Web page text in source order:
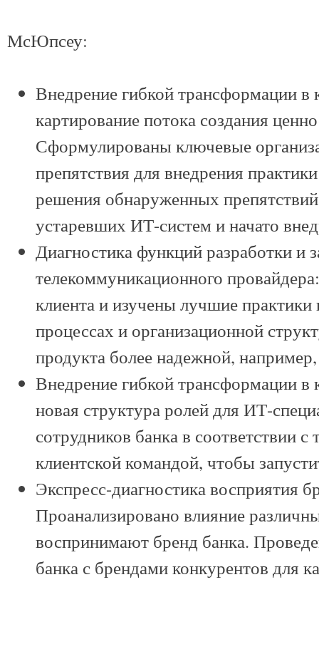
МсЮпсеу:
Внедрение гибкой трансформации
картирование потока создания
Сформулированы ключевые
препятствия для внедрения
решения обнаруженных
устаревших ИТ-систем и начато
Диагностика функций разработки и
телекоммуникационного
клиента и изучены лучшие
процессах и организационной
продукта более надежной,
Внедрение гибкой трансформации
новая структура ролей для ИТ-
сотрудников банка в соответствии
клиентской командой, чтобы
Экспресс-диагностика восприятия
Проанализировано влияние
воспринимают бренд банка.
банка с брендами конкурентов для